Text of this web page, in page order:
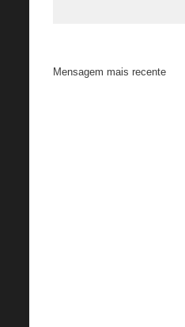
Mensagem mais recente